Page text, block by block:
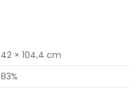
42 × 104,4 cm
83%